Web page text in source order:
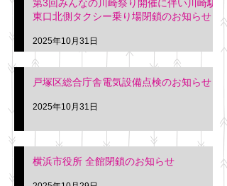
第3回みんなの川崎祭り開催に伴い川崎駅
東口北側タクシー乗り場閉鎖のお知らせ
2025年10月31日
戸塚区総合庁舎電気設備点検のお知らせ
2025年10月31日
横浜市役所 全館閉鎖のお知らせ